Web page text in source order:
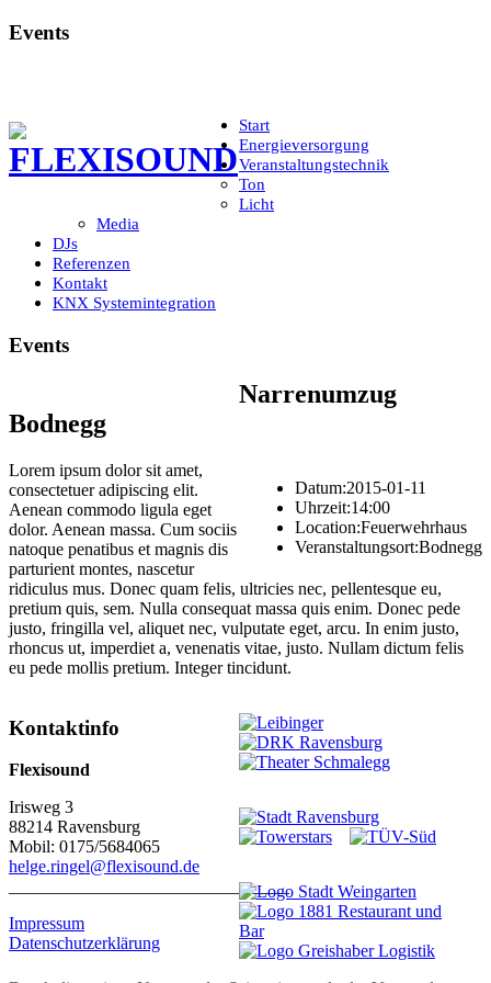
Events
Start
Energieversorgung
Veranstaltungstechnik
Ton
Licht
Media
DJs
Referenzen
Kontakt
KNX Systemintegration
Events
Narrenumzug
Bodnegg
Datum:2015-01-11
Uhrzeit:14:00
Location:Feuerwehrhaus
Veranstaltungsort:Bodnegg
Lorem ipsum dolor sit amet,
consectetuer adipiscing elit.
Aenean commodo ligula eget
dolor. Aenean massa. Cum sociis
natoque penatibus et magnis dis
parturient montes, nascetur
ridiculus mus. Donec quam felis, ultricies nec, pellentesque eu,
pretium quis, sem. Nulla consequat massa quis enim. Donec pede
justo, fringilla vel, aliquet nec, vulputate eget, arcu. In enim justo,
rhoncus ut, imperdiet a, venenatis vitae, justo. Nullam dictum felis
eu pede mollis pretium. Integer tincidunt.
Kontaktinfo
Flexisound
Irisweg 3
88214 Ravensburg
Mobil: 0175/5684065
helge.ringel@flexisound.de
________________________________
Impressum
Datenschutzerklärung